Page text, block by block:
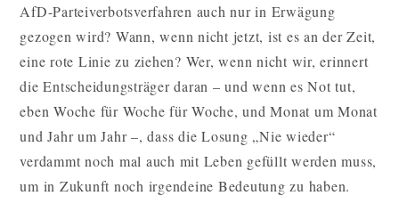
AfD-Parteiverbotsverfahren auch nur in Erwägung
gezogen wird? Wann, wenn nicht jetzt, ist es an der Zeit,
eine rote Linie zu ziehen? Wer, wenn nicht wir, erinnert
die Entscheidungsträger daran – und wenn es Not tut,
eben Woche für Woche für Woche, und Monat um Monat
und Jahr um Jahr –, dass die Losung „Nie wieder“
verdammt noch mal auch mit Leben gefüllt werden muss,
um in Zukunft noch irgendeine Bedeutung zu haben.